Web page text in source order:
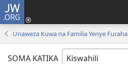
JW.ORG
Unaweza Kuwa na Familia Yenye Furaha
SOMA KATIKA